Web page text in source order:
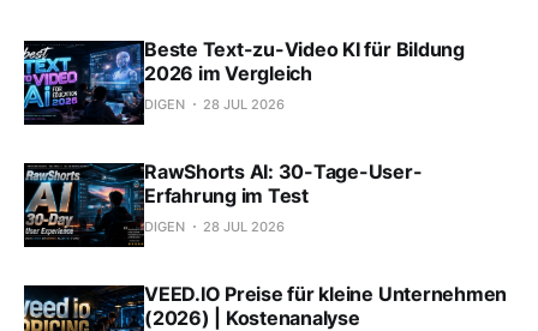
Beste Text-zu-Video KI für Bildung
2026 im Vergleich
DIGEN 28 JUL 2026
RawShorts AI: 30-Tage-User-
Erfahrung im Test
DIGEN 28 JUL 2026
VEED.IO Preise für kleine Unternehmen
(2026) | Kostenanalyse